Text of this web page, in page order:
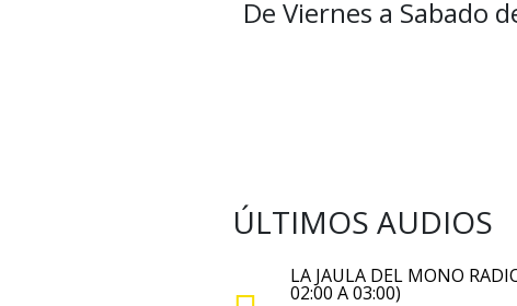
De Viernes a Sabado
ÚLTIMOS AUDIOS
LA JAULA DEL MONO
02:00 A 03:00)